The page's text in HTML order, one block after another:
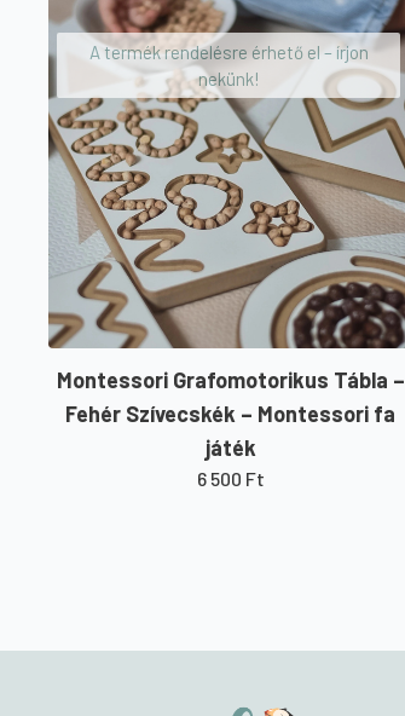
A termék rendelésre érhető el – írjon
nekünk!
Montessori Grafomotorikus Tábla –
Fehér Szívecskék – Montessori fa
játék
6 500 Ft